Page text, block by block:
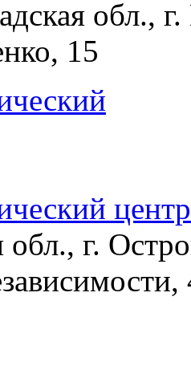
обл.,
15
обл., г.